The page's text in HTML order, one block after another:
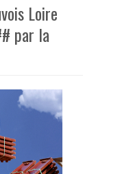
Loire
par la